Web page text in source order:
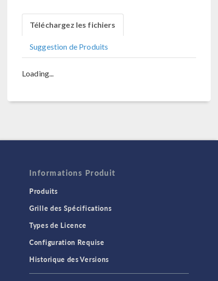
Téléchargez les fichiers
Suggestion de Produits
Loading...
Informations Produit
Produits
Grille des Spécifications
Types de Licence
Configuration Requise
Historique des Versions